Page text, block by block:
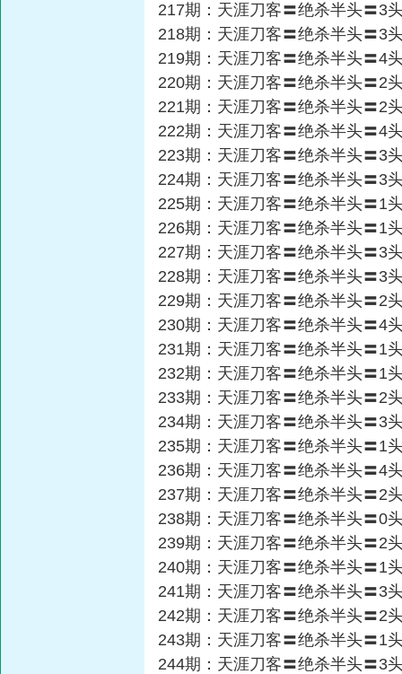
217期：天涯刀客〓绝杀半头〓3
218期：天涯刀客〓绝杀半头〓3
219期：天涯刀客〓绝杀半头〓4
220期：天涯刀客〓绝杀半头〓2
221期：天涯刀客〓绝杀半头〓2
222期：天涯刀客〓绝杀半头〓4
223期：天涯刀客〓绝杀半头〓3
224期：天涯刀客〓绝杀半头〓3
225期：天涯刀客〓绝杀半头〓1
226期：天涯刀客〓绝杀半头〓1
227期：天涯刀客〓绝杀半头〓3
228期：天涯刀客〓绝杀半头〓3
229期：天涯刀客〓绝杀半头〓2
230期：天涯刀客〓绝杀半头〓4
231期：天涯刀客〓绝杀半头〓1
232期：天涯刀客〓绝杀半头〓1
233期：天涯刀客〓绝杀半头〓2
234期：天涯刀客〓绝杀半头〓3
235期：天涯刀客〓绝杀半头〓1
236期：天涯刀客〓绝杀半头〓4
237期：天涯刀客〓绝杀半头〓2
238期：天涯刀客〓绝杀半头〓0
239期：天涯刀客〓绝杀半头〓2
240期：天涯刀客〓绝杀半头〓1
241期：天涯刀客〓绝杀半头〓3
242期：天涯刀客〓绝杀半头〓2
243期：天涯刀客〓绝杀半头〓1
244期：天涯刀客〓绝杀半头〓3